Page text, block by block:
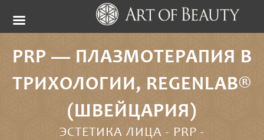
PRP — ПЛАЗМОТЕРАПИЯ В
ТРИХОЛОГИИ, REGENLAB®
(ШВЕЙЦАРИЯ)
ЭСТЕТИКА ЛИЦА - PRP -